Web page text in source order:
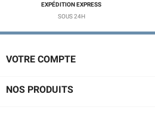
EXPÉDITION EXPRESS
SOUS 24H
VOTRE COMPTE
NOS PRODUITS